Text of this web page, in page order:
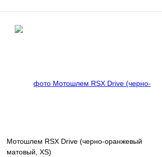
наличии
Мотошлем RSX Drive (черно-оранжевый
матовый, XS)